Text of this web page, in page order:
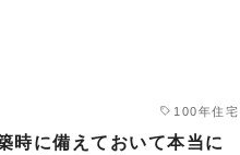
100年住宅
時に備えておいて本当に